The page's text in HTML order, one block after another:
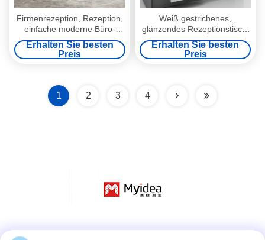
Firmenrezeption, Rezeption,
einfache moderne Büro-
Rezeption, geschwungene
Hotellobby, Bar-Schalter,
Kasse
Erhalten Sie besten
Preis
Weiß gestrichenes,
glänzendes Rezeptionstisch,
modisches Design, leichte
Luxus-Rezeptionstisch,
Lobby eines kommerziellen
Erhalten Sie besten
Preis
1 2 3 4